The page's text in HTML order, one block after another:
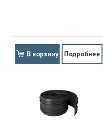
В корзину Подробнее